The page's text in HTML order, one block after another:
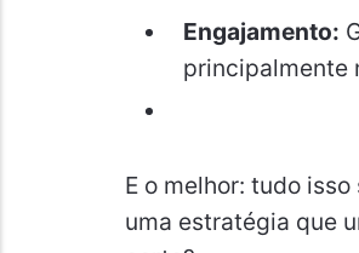
Engajamento:
principalmente
E o melhor: tudo
uma estratégia que